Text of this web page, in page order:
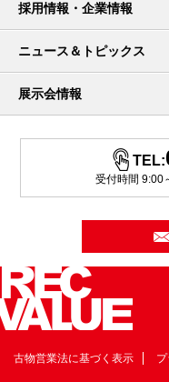
採用情報・企業情報
ニュース＆トピックス
展示会情報
TEL:
受付時間 9:00
古物営業法に基づく表示